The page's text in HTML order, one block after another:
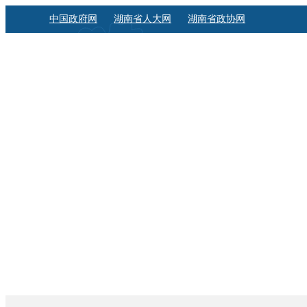
中国政府网 湖南省人大网 湖南省政协网